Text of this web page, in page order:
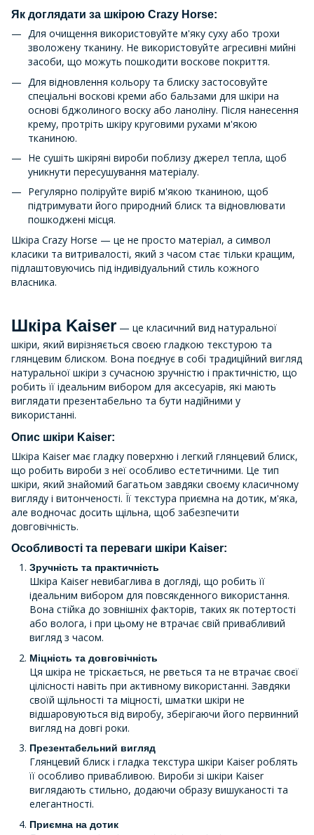
Як доглядати за шкірою Crazy Horse:
Для очищення використовуйте м'яку суху або трохи
зволожену тканину. Не використовуйте агресивні мийні
засоби, що можуть пошкодити воскове покриття.
Для відновлення кольору та блиску застосовуйте
спеціальні воскові креми або бальзами для шкіри на
основі бджолиного воску або ланоліну. Після нанесення
крему, протріть шкіру круговими рухами м'якою
тканиною.
Не сушіть шкіряні вироби поблизу джерел тепла, щоб
уникнути пересушування матеріалу.
Регулярно поліруйте виріб м'якою тканиною, щоб
підтримувати його природний блиск та відновлювати
пошкоджені місця.
Шкіра Crazy Horse — це не просто матеріал, а символ
класики та витривалості, який з часом стає тільки кращим,
підлаштовуючись під індивідуальний стиль кожного
власника.
Шкіра Kaiser — це класичний вид натуральної
шкіри, який вирізняється своєю гладкою текстурою та
глянцевим блиском. Вона поєднує в собі традиційний вигляд
натуральної шкіри з сучасною зручністю і практичністю, що
робить її ідеальним вибором для аксесуарів, які мають
виглядати презентабельно та бути надійними у
використанні.
Опис шкіри Kaiser:
Шкіра Kaiser має гладку поверхню і легкий глянцевий блиск,
що робить вироби з неї особливо естетичними. Це тип
шкіри, який знайомий багатьом завдяки своєму класичному
вигляду і витонченості. Її текстура приємна на дотик, м'яка,
але водночас досить щільна, щоб забезпечити
довговічність.
Особливості та переваги шкіри Kaiser:
Зручність та практичність
Шкіра Kaiser невибаглива в догляді, що робить її
ідеальним вибором для повсякденного використання.
Вона стійка до зовнішніх факторів, таких як потертості
або волога, і при цьому не втрачає свій привабливий
вигляд з часом.
Міцність та довговічність
Ця шкіра не тріскається, не рветься та не втрачає своєї
цілісності навіть при активному використанні. Завдяки
своїй щільності та міцності, шматки шкіри не
відшаровуються від виробу, зберігаючи його первинний
вигляд на довгі роки.
Презентабельний вигляд
Глянцевий блиск і гладка текстура шкіри Kaiser роблять
її особливо привабливою. Вироби зі шкіри Kaiser
виглядають стильно, додаючи образу вишуканості та
елегантності.
Приємна на дотик